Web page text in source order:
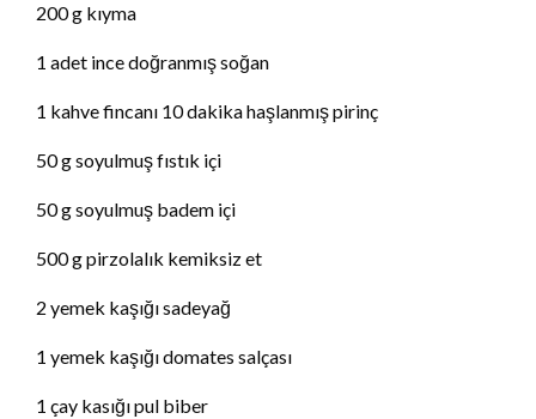
200 g kıyma
1 adet ince doğranmış soğan
1 kahve fincanı 10 dakika haşlanmış pirinç
50 g soyulmuş fıstık içi
50 g soyulmuş badem içi
500 g pirzolalık kemiksiz et
2 yemek kaşığı sadeyağ
1 yemek kaşığı domates salçası
1 çay kasığı pul biber